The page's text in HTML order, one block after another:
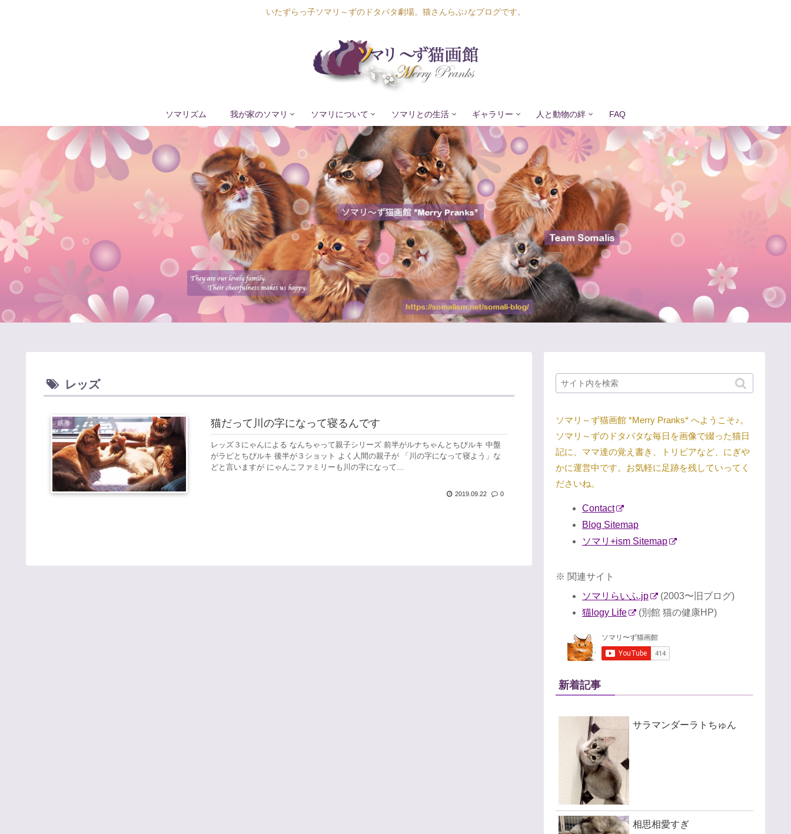
いたずらっ子ソマリ～ずのドタバタ劇場。猫さんらぶ♪なブログです。
ソマリズム 我が家のソマリ ソマリについて ソマリとの生活 ギャラリー 人と動物の絆 FAQ
Lapis Luna
Lucia Lino
Lycka Leal
Laula
レッズ
感激 猫だって川の字になって寝るんです
レッズ３にゃんによる なんちゃって親子シリーズ 前半がルナちゃんとちびルキ 中盤
がラピとちびルキ 後半が３ショット よく人間の親子が 「川の字になって寝よう」な
どと言いますが にゃんこファミリーも川の字になって...
2019.09.22 0
ソマリ～ず猫画館 *Merry Pranks* へようこそ♪。
ソマリ～ずのドタバタな毎日を画像で綴った猫日
記に、ママ達の覚え書き、トリビアなど、にぎや
かに運営中です。お気軽に足跡を残していってく
ださいね。
Contact
Blog Sitemap
ソマリ+ism Sitemap
※ 関連サイト
ソマリらいふ.jp
(2003〜旧ブログ)
猫logy Life
(別館 猫の健康HP)
新着記事
サラマンダーラトちゅん
相思相愛すぎ